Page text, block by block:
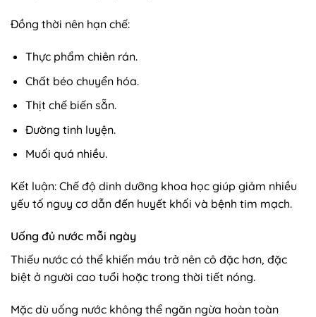
Đồng thời nên hạn chế:
Thực phẩm chiên rán.
Chất béo chuyển hóa.
Thịt chế biến sẵn.
Đường tinh luyện.
Muối quá nhiều.
Kết luận: Chế độ dinh dưỡng khoa học giúp giảm nhiều
yếu tố nguy cơ dẫn đến huyết khối và bệnh tim mạch.
Uống đủ nước mỗi ngày
Thiếu nước có thể khiến máu trở nên cô đặc hơn, đặc
biệt ở người cao tuổi hoặc trong thời tiết nóng.
Mặc dù uống nước không thể ngăn ngừa hoàn toàn